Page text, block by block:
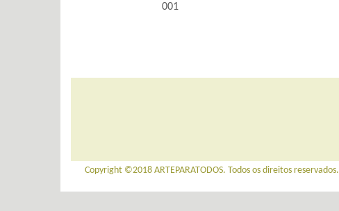
001
Copyright ©2018 ARTEPARATODOS. Todos os direitos reservados.